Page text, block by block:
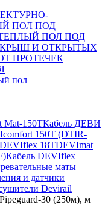
ПОЛ ПОД
ПОЛ ПОД
КРЫШ И ОТКРЫТЫХ
ПРОТЕЧЕК
пол
150TКабель ДЕВИ
150T (DTIR-
18TDEVImat
Кабель DEVIflex
маты
и датчики
Devirail
30 (250м), м